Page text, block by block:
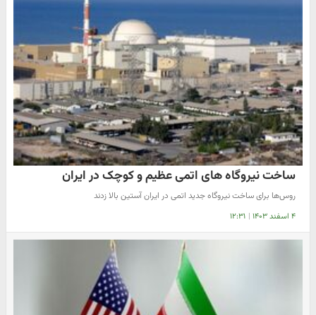
ساخت نیروگاه های اتمی عظیم و کوچک در ایران
روس‌ها برای ساخت نیروگاه جدید اتمی در ایران آستین بالا زدند
۴ اسفند ۱۴۰۳ | ۱۲:۳۱